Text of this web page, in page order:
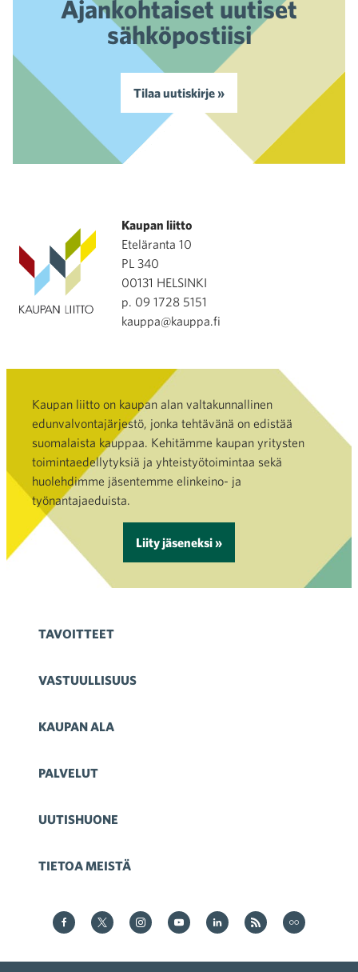
Ajankohtaiset uutiset
sähköpostiisi
Tilaa uutiskirje »
Kaupan liitto
Eteläranta 10
PL 340
00131 HELSINKI
p. 09 1728 5151
kauppa@kauppa.fi
Kaupan liitto on kaupan alan valtakunnallinen
edunvalvontajärjestö, jonka tehtävänä on edistää
suomalaista kauppaa. Kehitämme kaupan yritysten
toimintaedellytyksiä ja yhteistyötoimintaa sekä
huolehdimme jäsentemme elinkeino- ja
työnantajaeduista.
Liity jäseneksi »
TAVOITTEET
VASTUULLISUUS
KAUPAN ALA
PALVELUT
UUTISHUONE
TIETOA MEISTÄ
Kauppa Facebookissa
Kauppa Twitterissä
Kauppa on Instagram
Kauppa YouTubesssa
Kauppa LinkedInissä
Kauppa on RSS